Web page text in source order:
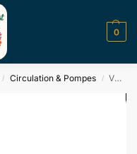
0
/ Circulation & Pompes / VORTECH MP 60 Ecotech Marine